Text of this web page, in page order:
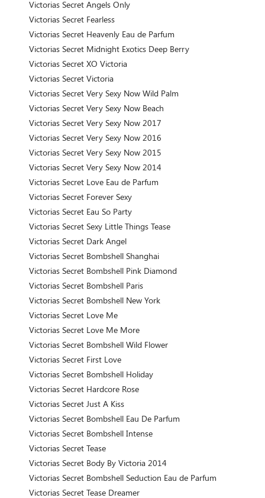
Victorias Secret Angels Only
Victorias Secret Fearless
Victorias Secret Heavenly Eau de Parfum
Victorias Secret Midnight Exotics Deep Berry
Victorias Secret XO Victoria
Victorias Secret Victoria
Victorias Secret Very Sexy Now Wild Palm
Victorias Secret Very Sexy Now Beach
Victorias Secret Very Sexy Now 2017
Victorias Secret Very Sexy Now 2016
Victorias Secret Very Sexy Now 2015
Victorias Secret Very Sexy Now 2014
Victorias Secret Love Eau de Parfum
Victorias Secret Forever Sexy
Victorias Secret Eau So Party
Victorias Secret Sexy Little Things Tease
Victorias Secret Dark Angel
Victorias Secret Bombshell Shanghai
Victorias Secret Bombshell Pink Diamond
Victorias Secret Bombshell Paris
Victorias Secret Bombshell New York
Victorias Secret Love Me
Victorias Secret Love Me More
Victorias Secret Bombshell Wild Flower
Victorias Secret First Love
Victorias Secret Bombshell Holiday
Victorias Secret Hardcore Rose
Victorias Secret Just A Kiss
Victorias Secret Bombshell Eau De Parfum
Victorias Secret Bombshell Intense
Victorias Secret Tease
Victorias Secret Body By Victoria 2014
Victorias Secret Bombshell Seduction Eau de Parfum
Victorias Secret Tease Dreamer